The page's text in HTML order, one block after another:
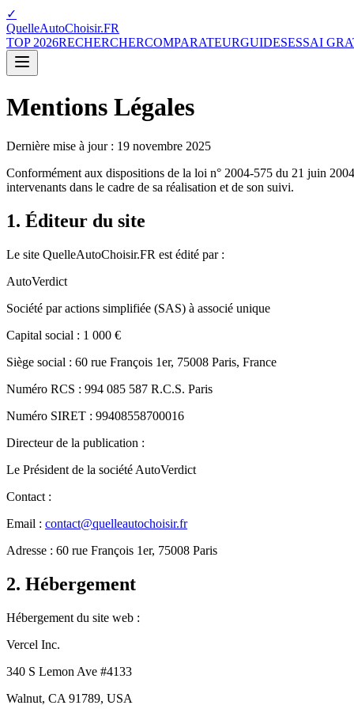
✓
QuelleAutoChoisir.FR
TOP 2026RECHERCHERCOMPARATEURGUIDESESSAI
Mentions Légales
Dernière mise à jour : 19 novembre 2025
Conformément aux dispositions de la loi n° 2004-575 du 21 juin
intervenants dans le cadre de sa réalisation et de son suivi.
1. Éditeur du site
Le site QuelleAutoChoisir.FR est édité par :
AutoVerdict
Société par actions simplifiée (SAS) à associé unique
Capital social : 1 000 €
Siège social : 60 rue François 1er, 75008 Paris, France
Numéro RCS : 994 085 587 R.C.S. Paris
Numéro SIRET : 99408558700016
Directeur de la publication :
Le Président de la société AutoVerdict
Contact :
Email : contact@quelleautochoisir.fr
Adresse : 60 rue François 1er, 75008 Paris
2. Hébergement
Hébergement du site web :
Vercel Inc.
340 S Lemon Ave #4133
Walnut, CA 91789, USA